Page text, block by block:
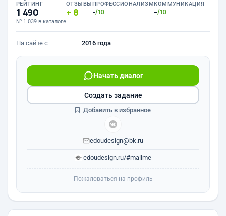
РЕЙТИНГ
1 490
№ 1 039 в каталоге
ОТЗЫВЫ
8
ПРОФЕССИОНАЛИЗМ
-/10
КОММУНИКАЦИЯ
-/10
На сайте с 2016 года
Начать диалог
edoudesign@bk.ru
edoudesign.ru/#mailme
Создать задание
Добавить в избранное
Пожаловаться на профиль